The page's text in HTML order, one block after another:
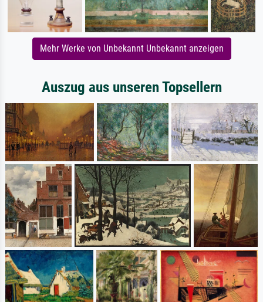
Mehr Werke von Unbekannt Unbekannt anzeigen
Auszug aus unseren Topsellern